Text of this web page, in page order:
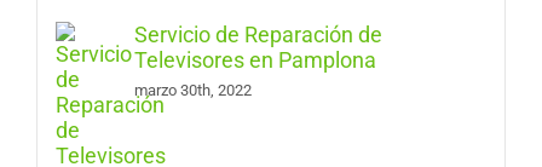
Servicio de Reparación de
Televisores en Pamplona
marzo 30th, 2022